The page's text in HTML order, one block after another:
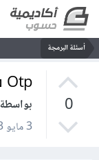
أسئلة البرمجة
0
Otp في فلاتر
بواسطة Omar Abdulazez
3 مايو 2023